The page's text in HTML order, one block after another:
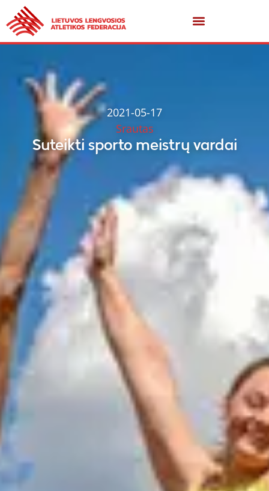
2021-05-17
Srautas
Suteikti sporto meistrų vardai